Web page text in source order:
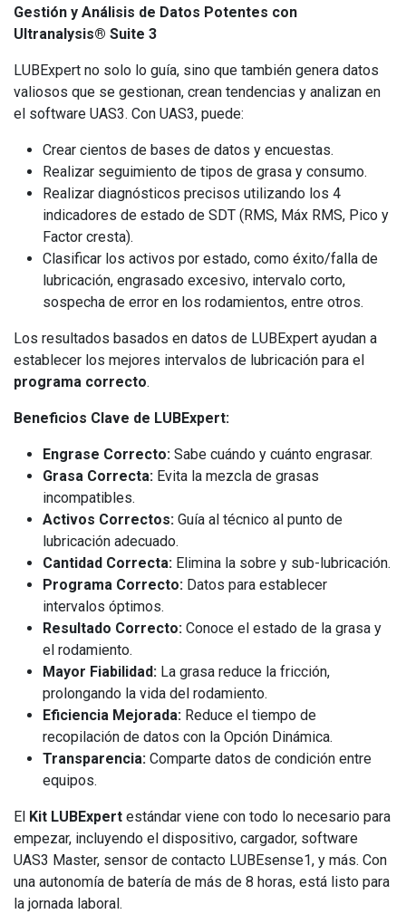
Gestión y Análisis de Datos Potentes con
Ultranalysis® Suite 3
LUBExpert no solo lo guía, sino que también genera datos
valiosos que se gestionan, crean tendencias y analizan en
el software UAS3. Con UAS3, puede:
Crear cientos de bases de datos y encuestas.
Realizar seguimiento de tipos de grasa y consumo.
Realizar diagnósticos precisos utilizando los 4
indicadores de estado de SDT (RMS, Máx RMS, Pico y
Factor cresta).
Clasificar los activos por estado, como éxito/falla de
lubricación, engrasado excesivo, intervalo corto,
sospecha de error en los rodamientos, entre otros.
Los resultados basados en datos de LUBExpert ayudan a
establecer los mejores intervalos de lubricación para el
programa correcto.
Beneficios Clave de LUBExpert:
Engrase Correcto: Sabe cuándo y cuánto engrasar.
Grasa Correcta: Evita la mezcla de grasas
incompatibles.
Activos Correctos: Guía al técnico al punto de
lubricación adecuado.
Cantidad Correcta: Elimina la sobre y sub-lubricación.
Programa Correcto: Datos para establecer
intervalos óptimos.
Resultado Correcto: Conoce el estado de la grasa y
el rodamiento.
Mayor Fiabilidad: La grasa reduce la fricción,
prolongando la vida del rodamiento.
Eficiencia Mejorada: Reduce el tiempo de
recopilación de datos con la Opción Dinámica.
Transparencia: Comparte datos de condición entre
equipos.
El Kit LUBExpert estándar viene con todo lo necesario para
empezar, incluyendo el dispositivo, cargador, software
UAS3 Master, sensor de contacto LUBEsense1, y más. Con
una autonomía de batería de más de 8 horas, está listo para
la jornada laboral.